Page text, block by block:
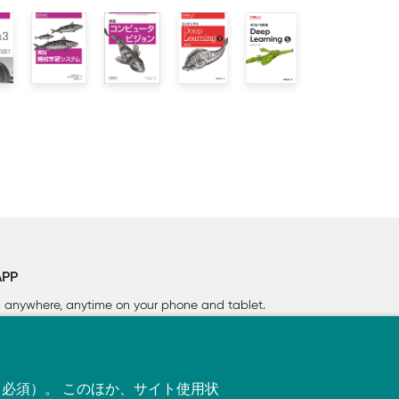
anywhere, anytime on your phone and tablet.
須）。 このほか、サイト使用状